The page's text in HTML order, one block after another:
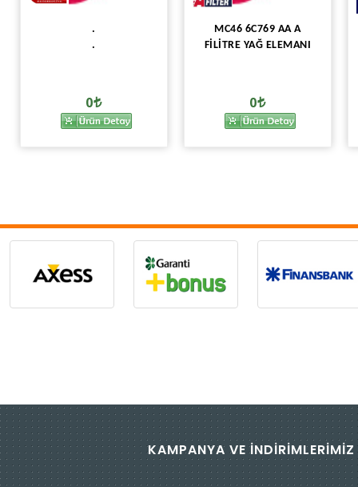
.
.
0
MC46 6C769 AA A
FİLİTRE YAĞ ELEMANI
0
KAMPANYA VE